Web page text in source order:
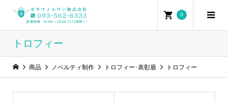
0
トロフィー
商品 ノベルティ制作 トロフィー･表彰盾 トロフィー